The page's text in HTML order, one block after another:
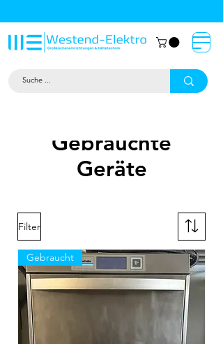
Gebrauchte
Geräte
Filter
Gebraucht